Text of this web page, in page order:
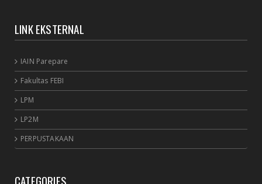
LINK EKSTERNAL
IAIN Parepare
Fakultas FEBI
LPM
LP2M
PERPUSTAKAAN
CATEGORIES